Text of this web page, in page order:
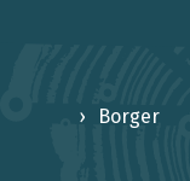
Borger